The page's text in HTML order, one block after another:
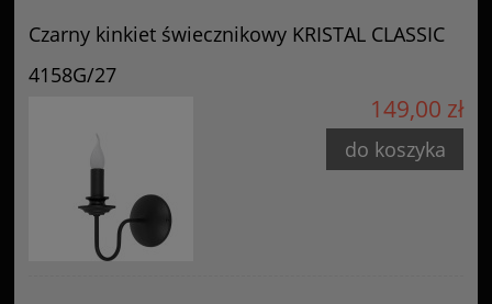
Czarny kinkiet świecznikowy KRISTAL CLASSIC
4158G/27
149,00 zł
do koszyka